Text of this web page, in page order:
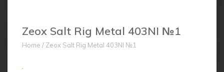
Zeox Salt Rig Metal 403NI №1
Home / Zeox Salt Rig Metal 403NI №1